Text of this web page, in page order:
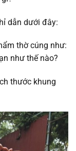
dẫn dưới đây:
thờ cúng như:
như thế nào?
thước khung